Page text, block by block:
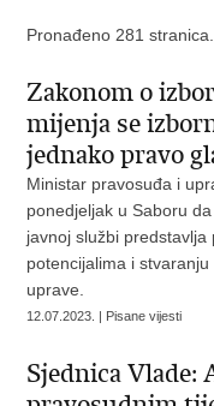
Pronađeno 281 stranica.
Zakonom o
mijenja se
jednako pravo
Ministar pravosuđa i
ponedjeljak u Saboru
javnoj službi
potencijalima i
uprave.
12.07.2023. | Pisane vijesti
Sjednica Vlade: